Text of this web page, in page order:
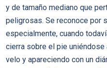
y de tamaño mediano que
peligrosas. Se reconoce por
especialmente, cuando
cierra sobre el pie uniéndose
velo y apareciendo con un